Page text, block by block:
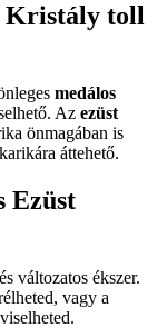
Kristály toll
medálos
Az ezüst
önmagában is
áttehető.
Ezüst
változatos ékszer.
vagy a